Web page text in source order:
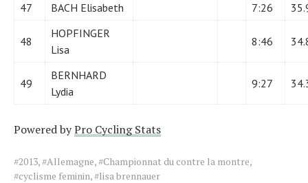
47
BACH Elisabeth 7:26
48
HOPFINGER
Lisa
8:46
49
BERNHARD
Lydia
9:27
Powered byPro Cycling Stats
Tags
for
#2013,#Allemagne,#Championnat du contre la montre,
#cyclisme feminin,#lisa brennauer